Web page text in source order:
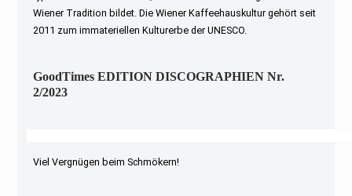
Wiener Tradition bildet. Die Wiener Kaffeehauskultur gehört seit
2011 zum immateriellen Kulturerbe der UNESCO.
GoodTimes EDITION DISCOGRAPHIEN Nr.
2/2023
Viel Vergnügen beim Schmökern!